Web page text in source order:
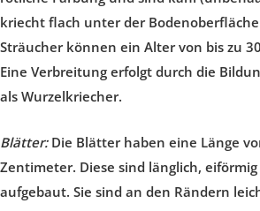
kriecht flach unter der
Sträucher können ein Alter von bis zu
Eine Verbreitung erfolgt durch die
als Wurzelkriecher.
Blätter: Die Blätter haben eine Länge
Zentimeter. Diese sind länglich,
aufgebaut. Sie sind an den Rändern